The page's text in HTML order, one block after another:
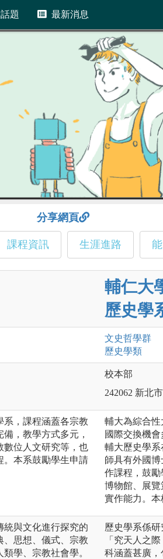
題 最新消息
分享網頁
課程資訊 生涯進路
輔仁大
歷史學
文史哲學群
歷史學類
校本部
242062 新北
系，課程涵蓋各宗教
，教學方式多元，
數位人文研究等，也
。本系鼓勵學生申請
輔大為綜合
國際交換機
輔大歷史學
師具有外國
作課程，鼓勵
博物館、展
實作能力。本
統與文化進行探究的
、思想、儀式、宗教
學、宗教社會學。
歷史學系係
「究天人之
科涵蓋甚廣